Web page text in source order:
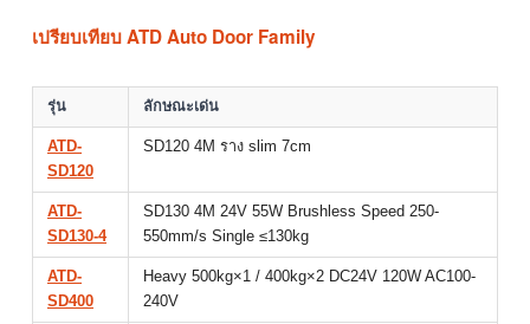
เปรียบเทียบ ATD Auto Door Family
รุ่น ลักษณะเด่น
ATD-
SD120
SD120 4M ราง slim 7cm
ATD-
SD130-4
SD130 4M 24V 55W Brushless Speed 250-
550mm/s Single ≤130kg
ATD-
SD400
Heavy 500kg×1 / 400kg×2 DC24V 120W AC100-
240V